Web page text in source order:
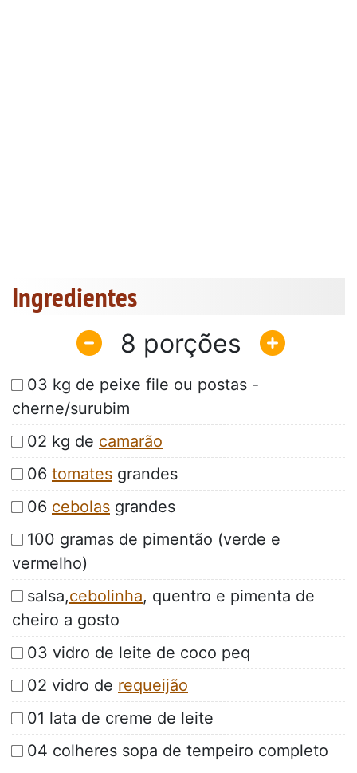
Ingredientes
8
03 kg de peixe file ou postas -
cherne/surubim
02 kg de camarão
06 tomates grandes
06 cebolas grandes
100 gramas de pimentão (verde e
vermelho)
salsa,cebolinha, quentro e pimenta de
cheiro a gosto
03 vidro de leite de coco peq
02 vidro de requeijão
01 lata de creme de leite
04 colheres sopa de tempeiro completo